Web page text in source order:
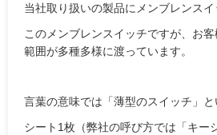
当社取り扱いの製品にメンブレンスイ
このメンブレンスイッチですが、お
範囲が多種多様に渡っています。
言葉の意味では「薄型のスイッチ」と
シート1枚（弊社の呼び方では「キー